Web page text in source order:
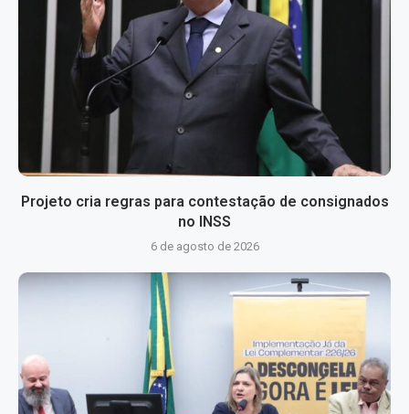
Projeto cria regras para contestação de consignados
no INSS
6 de agosto de 2026